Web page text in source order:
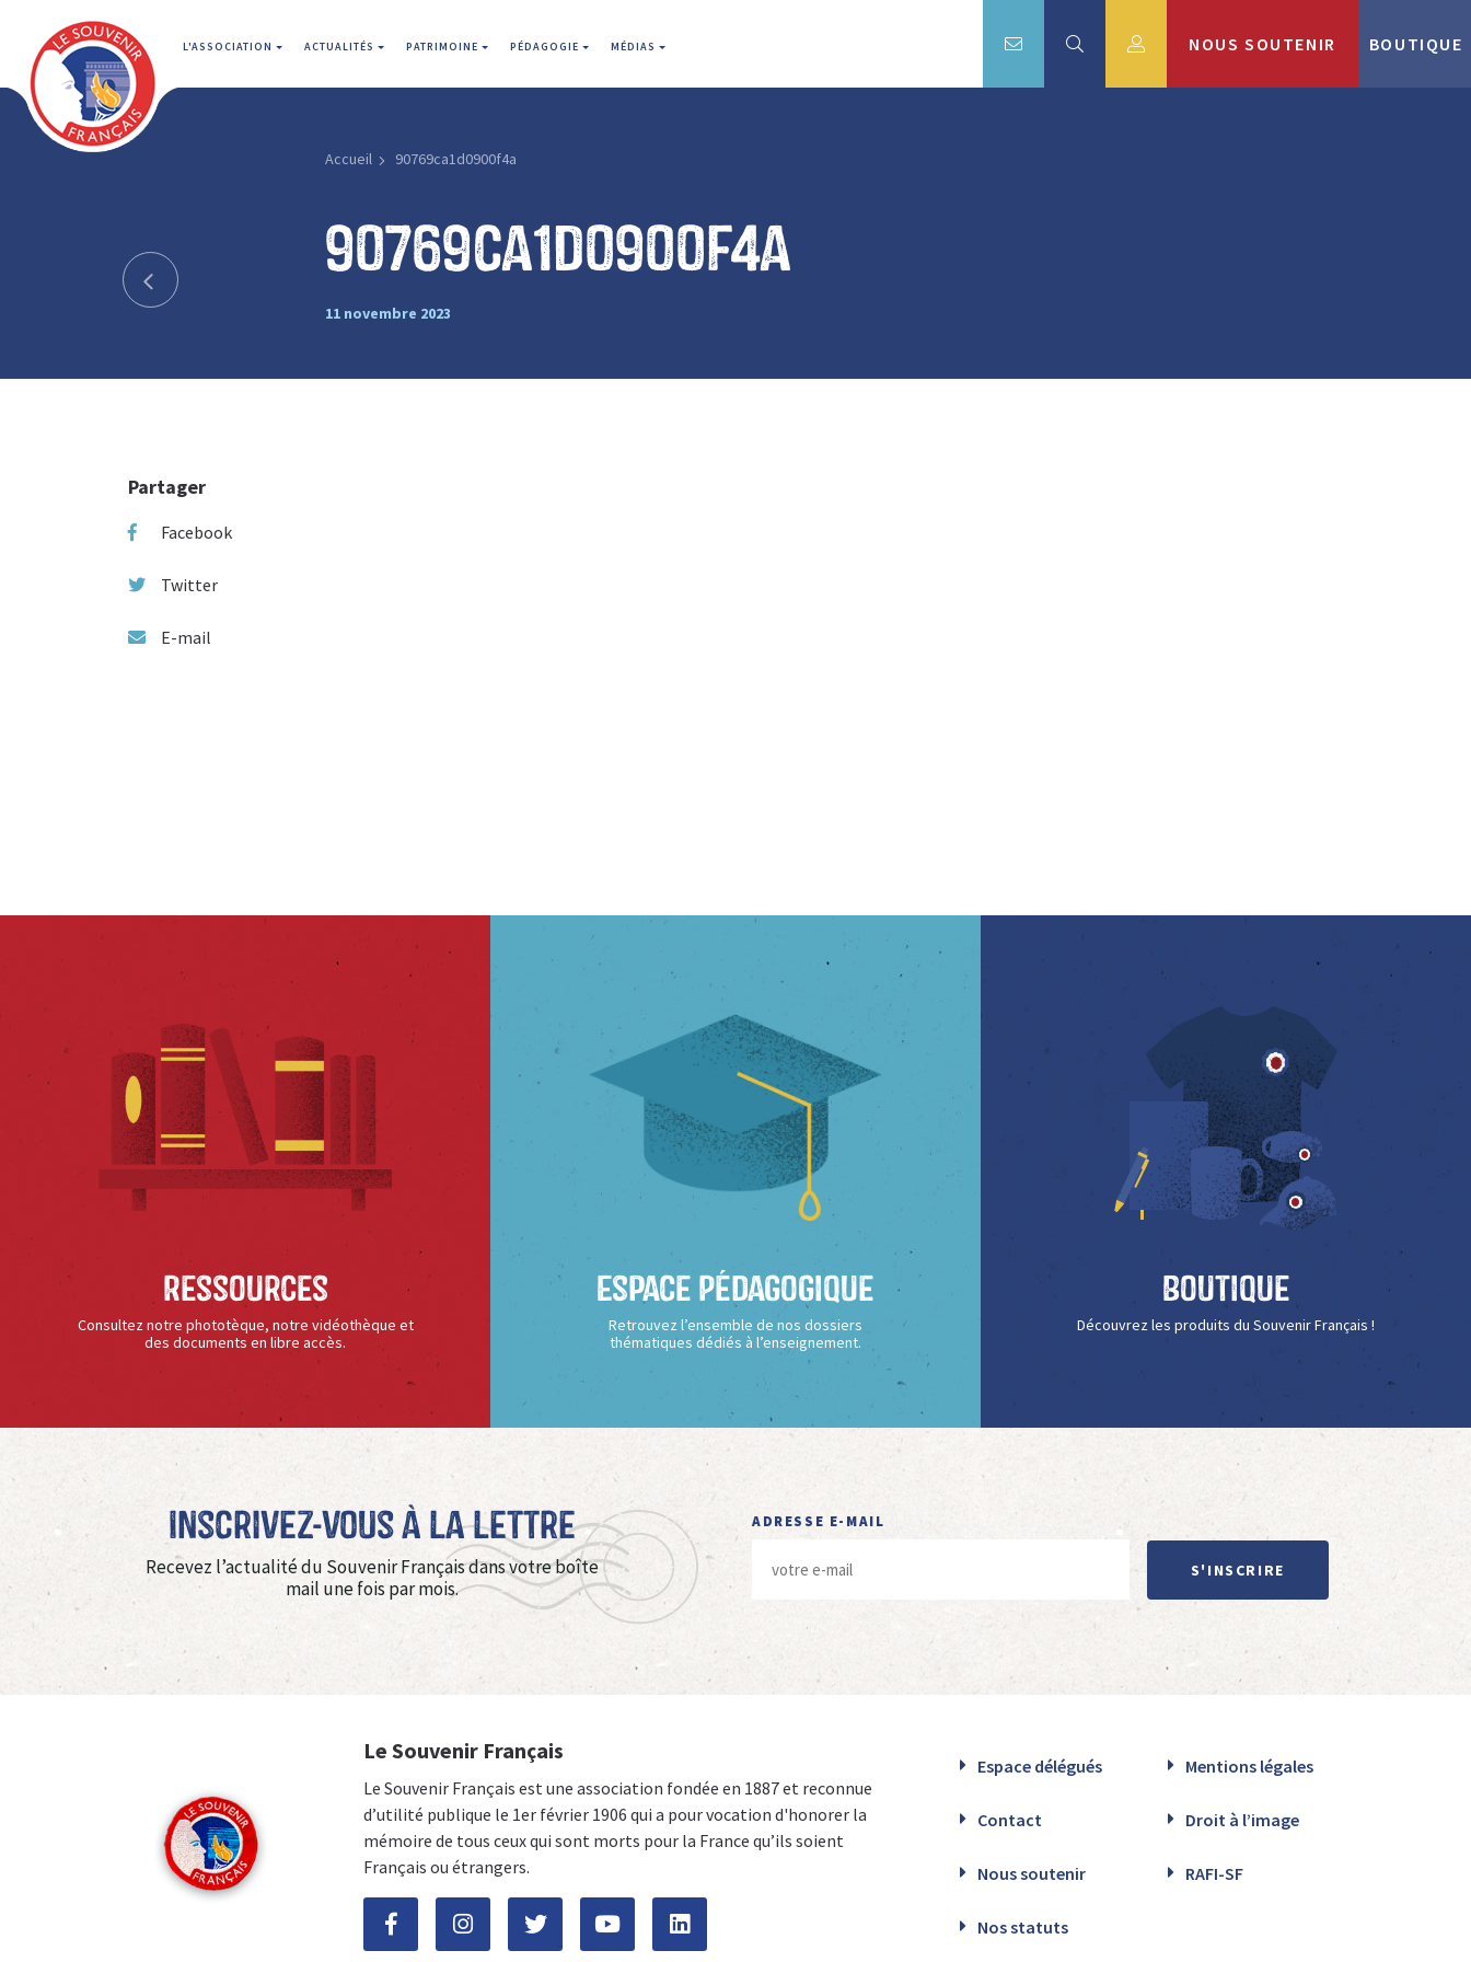
L'ASSOCIATION ACTUALITÉS PATRIMOINE PÉDAGOGIE MÉDIAS NOUS SOUTENIR BOUTIQUE
Accueil 90769ca1d0900f4a
90769ca1d0900f4a
11 novembre 2023
Partager
Facebook
Twitter
E-mail
Ressources
Consultez notre phototèque, notre vidéothèque et
des documents en libre accès.
Espace Pédagogique
Retrouvez l’ensemble de nos dossiers
thématiques dédiés à l’enseignement.
Boutique
Découvrez les produits du Souvenir Français !
Inscrivez-vous à La Lettre
Recevez l’actualité du Souvenir Français dans votre boîte
mail une fois par mois.
ADRESSE E-MAIL
S'INSCRIRE
Le Souvenir Français
Le Souvenir Français est une association fondée en 1887 et reconnue
d’utilité publique le 1er février 1906 qui a pour vocation d'honorer la
mémoire de tous ceux qui sont morts pour la France qu’ils soient
Français ou étrangers.
Espace délégués Mentions légales
Contact Droit à l’image
Nous soutenir RAFI-SF
Nos statuts